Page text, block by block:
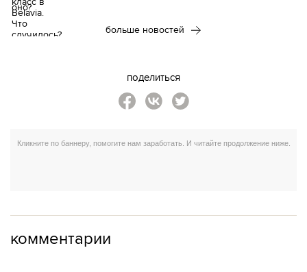
больше новостей
поделиться
комментарии